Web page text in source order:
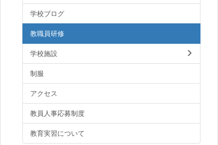
学校ブログ
教職員研修
学校施設
制服
アクセス
教員人事応募制度
教育実習について